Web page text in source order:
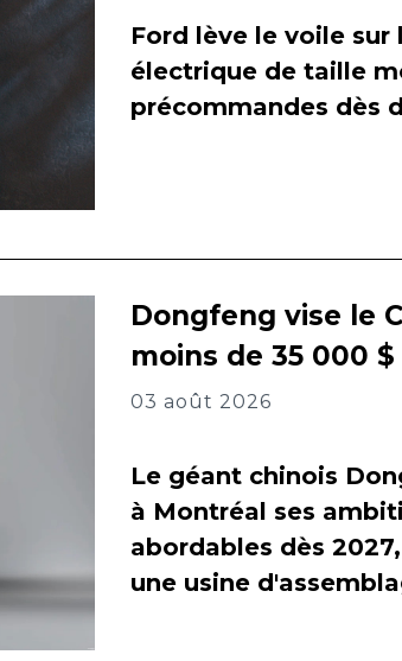
Ford lève le voile
électrique de taille
précommandes dès
Dongfeng vise le
moins de 35 000 $
03 août 2026
Le géant chinois
à Montréal ses
abordables dès
une usine